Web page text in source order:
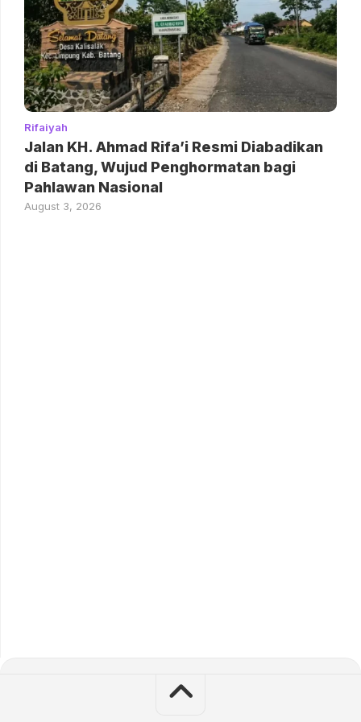
Rifaiyah
Jalan KH. Ahmad Rifa’i Resmi Diabadikan
di Batang, Wujud Penghormatan bagi
Pahlawan Nasional
August 3, 2026